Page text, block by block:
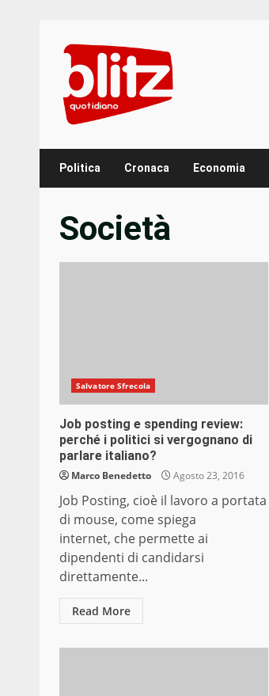
content
Politica Cronaca Economia
Società
Salvatore Sfrecola
Job posting e spending review:
perché i politici si vergognano di
parlare italiano?
Marco Benedetto Agosto 23, 2016
Job Posting, cioè il lavoro a portata
di mouse, come spiega
internet, che permette ai
dipendenti di candidarsi
direttamente...
Read More